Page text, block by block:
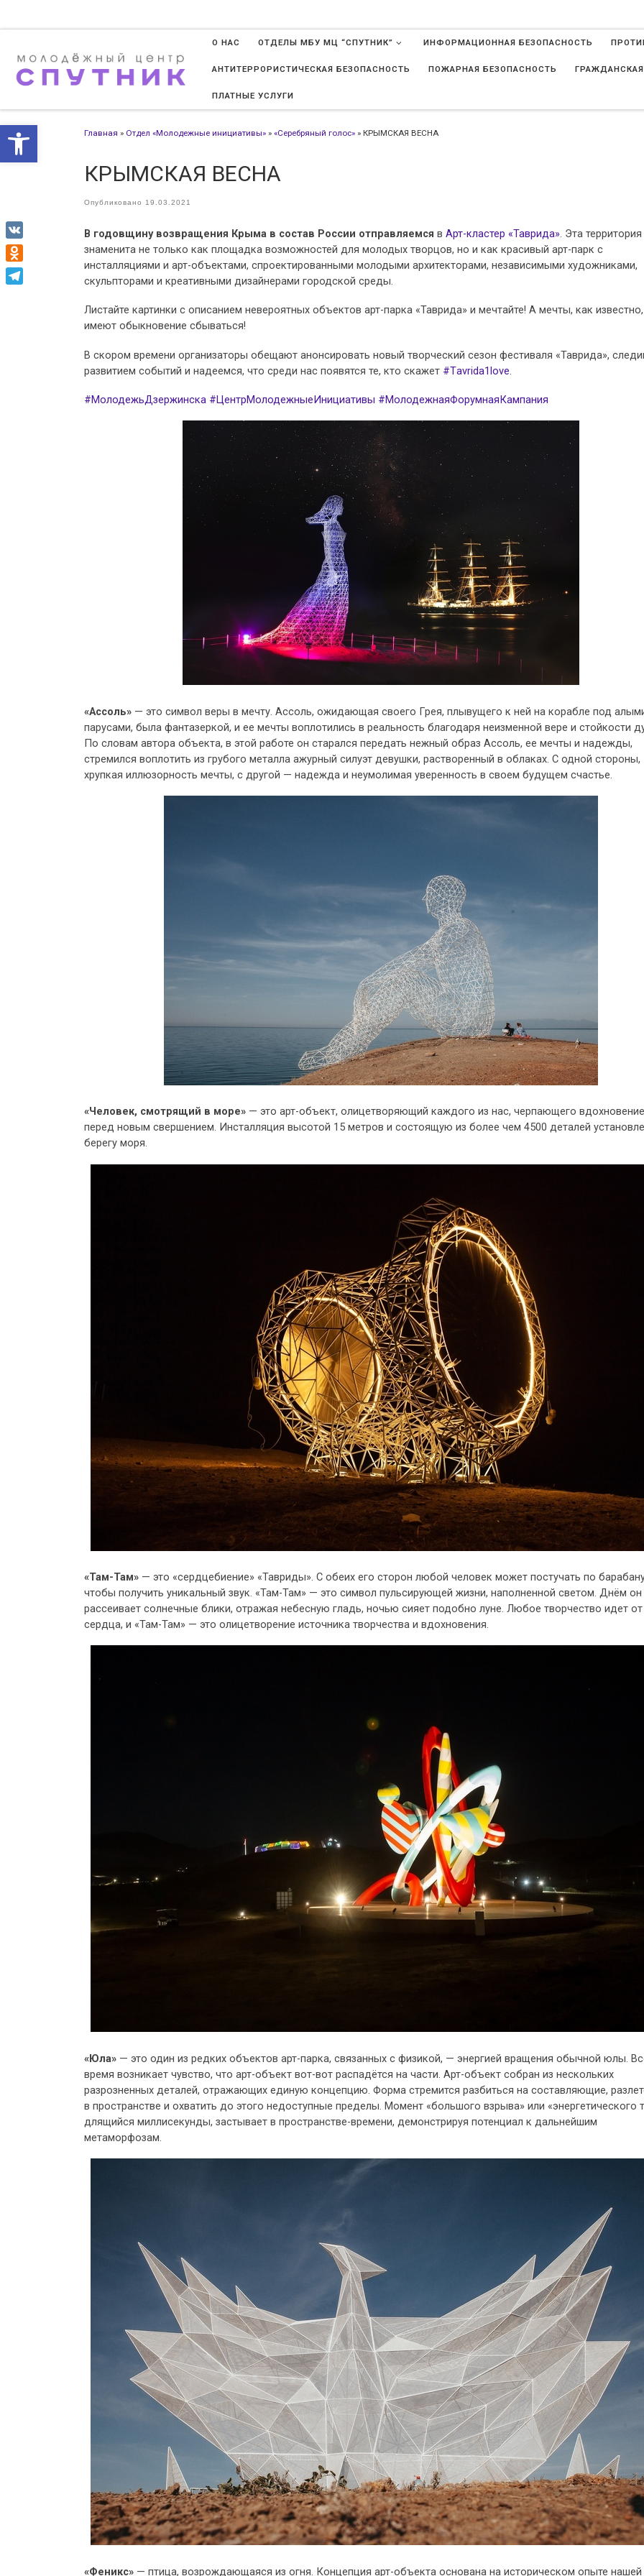
Открыть панель инструментов
О НАС ОТДЕЛЫ МБУ МЦ “СПУТНИК” ИНФОРМАЦИОННАЯ БЕЗОПАСНОСТЬ
АНТИТЕРРОРИСТИЧЕСКАЯ БЕЗОПАСНОСТЬ ПОЖАРНАЯ БЕЗОПАСНОСТЬ
ПЛАТНЫЕ УСЛУГИ
Главная » Отдел «Молодежные инициативы» » «Серебряный голос» » КРЫМСКАЯ ВЕСНА
КРЫМСКАЯ ВЕСНА
Опубликовано 19.03.2021
В годовщину возвращения Крыма в состав России отправляемся в Арт-кластер «Таврида». Эта территория
знаменита не только как площадка возможностей для молодых творцов, но и как красивый арт-парк c
инсталляциями и арт-объектами, спроектированными молодыми архитекторами, независимыми художниками,
скульпторами и креативными дизайнерами городской среды.
Листайте картинки с описанием невероятных объектов арт-парка «Таврида» и мечтайте! А мечты, как известно,
имеют обыкновение сбываться!
В скором времени организаторы обещают анонсировать новый творческий сезон фестиваля «Таврида»,
развитием событий и надеемся, что среди нас появятся те, кто скажет #Тavrida1love.
#МолодежьДзержинска #ЦентрМолодежныеИнициативы #МолодежнаяФорумнаяКампания
«Ассоль» — это символ веры в мечту. Ассоль, ожидающая своего Грея, плывущего к ней на корабле под
парусами, была фантазеркой, и ее мечты воплотились в реальность благодаря неизменной вере и стойкости
По словам автора объекта, в этой работе он старался передать нежный образ Ассоль, ее мечты и надежды,
стремился воплотить из грубого металла ажурный силуэт девушки, растворенный в облаках. С одной стороны,
хрупкая иллюзорность мечты, с другой — надежда и неумолимая уверенность в своем будущем счастье.
«Человек, смотрящий в море» — это арт-объект, олицетворяющий каждого из нас, черпающего вдохновение
перед новым свершением. Инсталляция высотой 15 метров и состоящую из более чем 4500 деталей
берегу моря.
«Там-Там» — это «сердцебиение» «Тавриды». С обеих его сторон любой человек может постучать по
чтобы получить уникальный звук. «Там-Там» — это символ пульсирующей жизни, наполненной светом. Днём он
рассеивает солнечные блики, отражая небесную гладь, ночью сияет подобно луне. Любое творчество идет от
сердца, и «Там-Там» — это олицетворение источника творчества и вдохновения.
«Юла» — это один из редких объектов арт-парка, связанных с физикой, — энергией вращения обычной юлы.
время возникает чувство, что арт-объект вот-вот распадётся на части. Арт-объект собран из нескольких
разрозненных деталей, отражающих единую концепцию. Форма стремится разбиться на составляющие,
в пространстве и охватить до этого недоступные пределы. Момент «большого взрыва» или «энергетического
длящийся миллисекунды, застывает в пространстве-времени, демонстрируя потенциал к дальнейшим
метаморфозам.
«Феникс» — птица, возрождающаяся из огня. Концепция арт-объекта основана на историческом опыте нашей
VK
Odnoklassniki